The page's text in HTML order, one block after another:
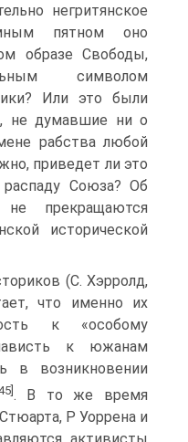
негритянское
пятном оно
образе Свободы,
символом
Или это были
не думавшие ни о
рабства любой
приведет ли это
Союза? Об
прекращаются
исторической
(С. Хэрролд,
что именно их
к «особому
к южанам
в возникновении
. В то же время
Р Уоррена и